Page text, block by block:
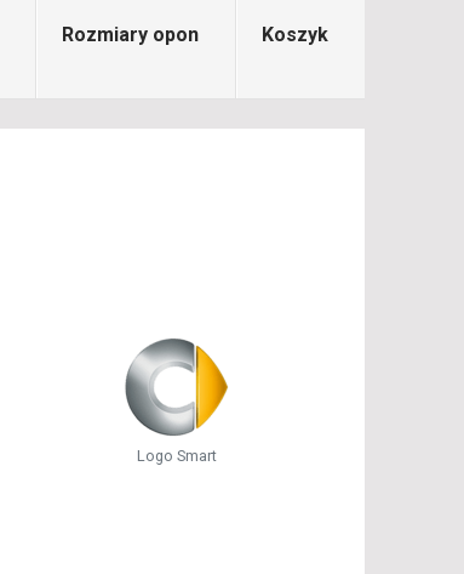
Rozmiary opon Koszyk
Logo Smart